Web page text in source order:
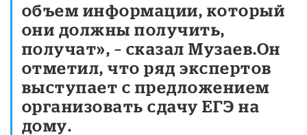
объем информации, который
они должны получить,
получат», – сказал Музаев.Он
отметил, что ряд экспертов
выступает с предложением
организовать сдачу ЕГЭ на
дому.